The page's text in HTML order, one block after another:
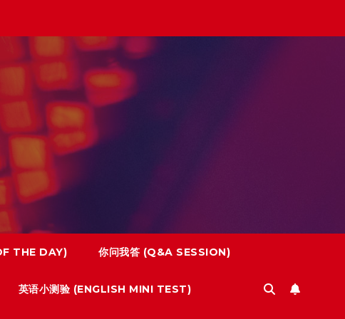
THE DAY) 你问我答 (Q&A SESSION)
英语小测验 (ENGLISH MINI TEST)